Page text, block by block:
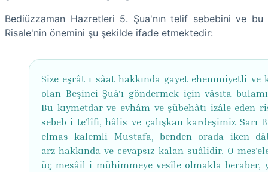
Bediüzzaman Hazretleri 5. Şua'nın telif sebebini ve bu
Risale'nin önemini şu şekilde ifade etmektedir:
Size eşrât-ı sâat hakkında gayet ehemmiyetli ve
olan Beşinci Şuâ‘ı göndermek için vâsıta
Bu kıymetdar ve evhâm ve şübehâtı izâle eden
sebeb-i te'lîfi, hâlis ve çalışkan kardeşimiz Sarı
elmas kalemli Mustafa, benden orada iken
arz hakkında ve cevapsız kalan suâlidir. O
üç mesâil-i mühimmeye vesîle olmakla beraber,